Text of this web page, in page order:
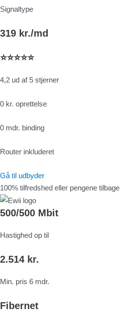
Signaltype
319 kr./md
⭐⭐⭐⭐⭐
4,2 ud af 5 stjerner
0 kr. oprettelse
0 mdr. binding
Router inkluderet
Gå til udbyder
100% tilfredshed eller pengene tilbage
500/500 Mbit
Hastighed op til
2.514 kr.
Min. pris 6 mdr.
Fibernet